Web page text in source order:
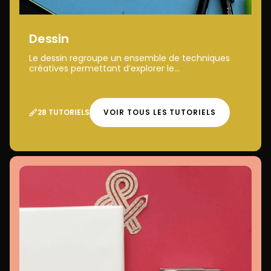
Dessin
Le dessin regroupe un ensemble de techniques
créatives permettant d’explorer le...
28 TUTORIELS VOIR TOUS LES TUTORIELS